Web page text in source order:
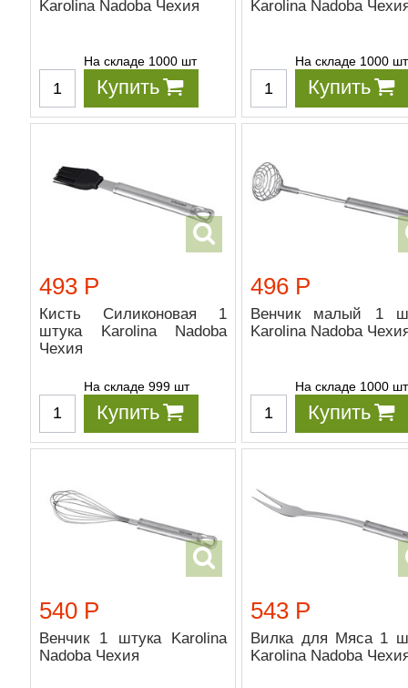
Karolina Nadoba Чехия
На складе 1000 шт
Купить
Karolina Nadoba
На складе 1000 шт
Купить
493 Р
Кисть Силиконовая 1
штука Karolina Nadoba
Чехия
На складе 999 шт
Купить
496 Р
Венчик малый 1
Karolina Nadoba
На складе 1000 шт
Купить
540 Р
Венчик 1 штука Karolina
Nadoba Чехия
543 Р
Вилка для Мяса 1
Karolina Nadoba